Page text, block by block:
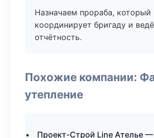
Назначаем прораба, который
координирует бригаду и
отчётность.
Похожие компании:
утепление
Проект-Строй Line Ателье —